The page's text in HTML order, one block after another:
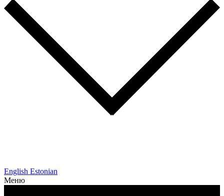
English Estonian
Меню